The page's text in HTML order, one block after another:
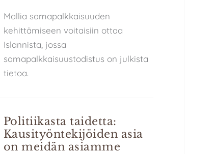
Mallia samapalkkaisuuden
kehittämiseen voitaisiin ottaa
Islannista, jossa
samapalkkaisuustodistus on julkista
tietoa.
Politiikasta taidetta:
Kausityöntekijöiden asia
on meidän asiamme